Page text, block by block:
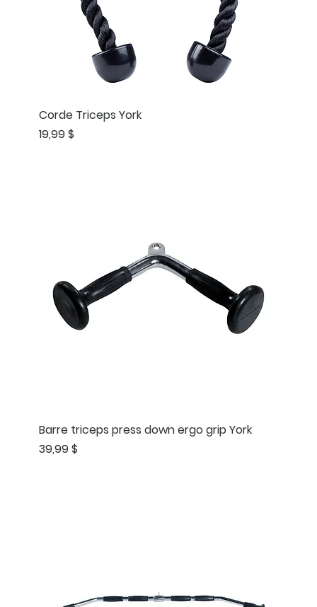
Corde Triceps York
Prix
19,99 $
Barre triceps press down ergo grip York
Prix
39,99 $